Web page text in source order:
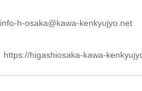
info-h-osaka@kawa-kenkyujyo. net
https://higashiosaka-kawa-